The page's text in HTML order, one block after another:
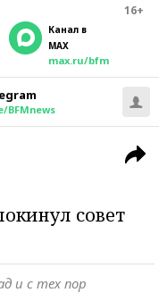
16+
Канал в
MAX
max.ru/bfm
BFMnews
совет
и с тех пор